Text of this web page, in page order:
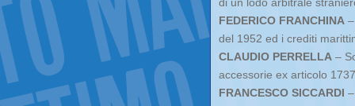
FEDERICO FRANCHINA
del 1952 ed i crediti
CLAUDIO PERRELLA –
accessorie ex articolo
FRANCESCO SICCARDI